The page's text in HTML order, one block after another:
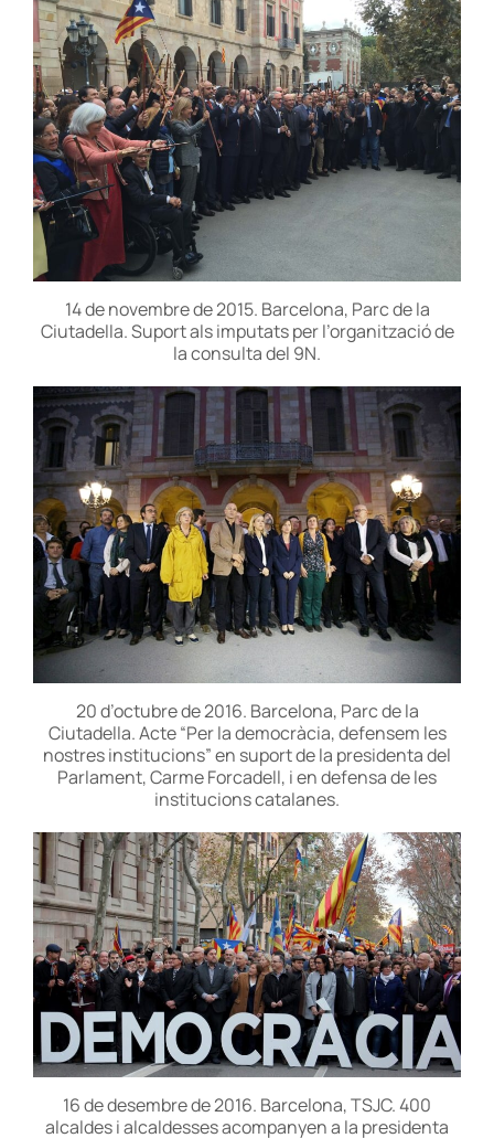
14 de novembre de 2015. Barcelona, Parc de la
Ciutadella. Suport als imputats per l’organització de
la consulta del 9N.
20 d’octubre de 2016. Barcelona, Parc de la
Ciutadella. Acte “Per la democràcia, defensem les
nostres institucions” en suport de la presidenta del
Parlament, Carme Forcadell, i en defensa de les
institucions catalanes.
16 de desembre de 2016. Barcelona, TSJC. 400
alcaldes i alcaldesses acompanyen a la presidenta